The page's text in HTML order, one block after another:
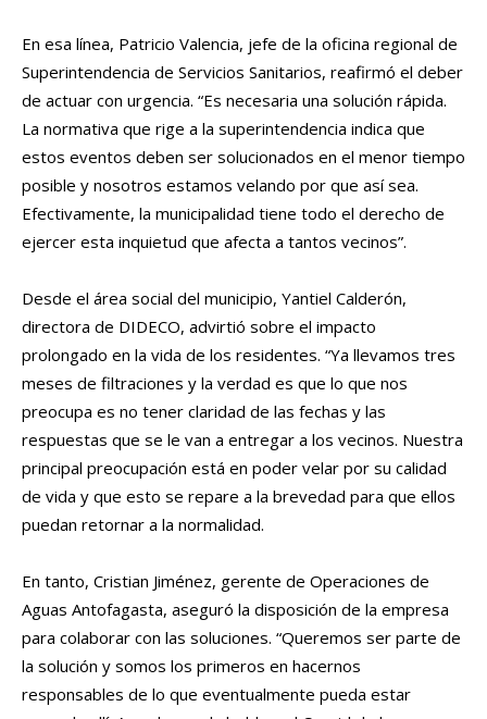
En esa línea, Patricio Valencia, jefe de la oficina regional de
Superintendencia de Servicios Sanitarios, reafirmó el deber
de actuar con urgencia. “Es necesaria una solución rápida.
La normativa que rige a la superintendencia indica que
estos eventos deben ser solucionados en el menor tiempo
posible y nosotros estamos velando por que así sea.
Efectivamente, la municipalidad tiene todo el derecho de
ejercer esta inquietud que afecta a tantos vecinos”.
Desde el área social del municipio, Yantiel Calderón,
directora de DIDECO, advirtió sobre el impacto
prolongado en la vida de los residentes. “Ya llevamos tres
meses de filtraciones y la verdad es que lo que nos
preocupa es no tener claridad de las fechas y las
respuestas que se le van a entregar a los vecinos. Nuestra
principal preocupación está en poder velar por su calidad
de vida y que esto se repare a la brevedad para que ellos
puedan retornar a la normalidad.
En tanto, Cristian Jiménez, gerente de Operaciones de
Aguas Antofagasta, aseguró la disposición de la empresa
para colaborar con las soluciones. “Queremos ser parte de
la solución y somos los primeros en hacernos
responsables de lo que eventualmente pueda estar